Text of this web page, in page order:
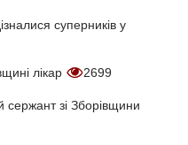
суперників у
лікар 2699
зі Зборівщини